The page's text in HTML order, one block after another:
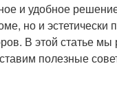
и удобное
но и эстетически
В этой статье
полезные